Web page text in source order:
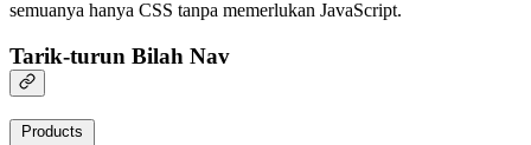
semuanya hanya CSS tanpa memerlukan JavaScript.
Tarik-turun Bilah Nav
Products